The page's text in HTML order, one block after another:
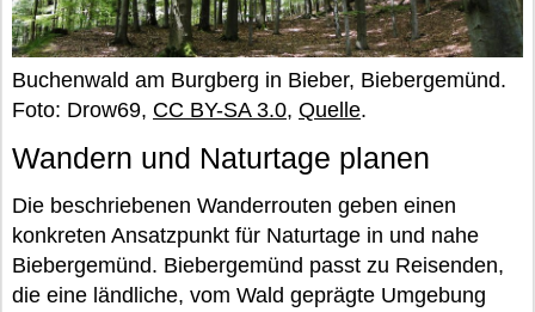
Buchenwald am Burgberg in Bieber, Biebergemünd.
Foto: Drow69, CC BY-SA 3.0, Quelle.
Wandern und Naturtage planen
Die beschriebenen Wanderrouten geben einen
konkreten Ansatzpunkt für Naturtage in und nahe
Biebergemünd. Biebergemünd passt zu Reisenden,
die eine ländliche, vom Wald geprägte Umgebung